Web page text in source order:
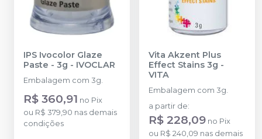
IPS Ivocolor Glaze
Paste - 3g - IVOCLAR
Embalagem com 3g.
R$ 360,91 no Pix
ou R$ 379,90 nas demais
condições
Vita Akzent Plus
Effect Stains 3g -
VITA
Embalagem com 3g.
a partir de:
R$ 228,09 no Pix
ou R$ 240,09 nas demais